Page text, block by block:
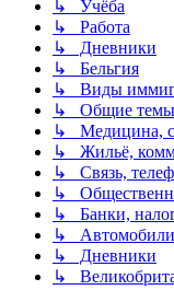
↳ Учёба
↳ Работа
↳ Дневники
↳ Бельгия
↳ Виды
↳ Общие темы
↳ Медицина,
↳ Жильё,
↳ Связь,
↳
↳ Банки,
↳
↳ Дневники
↳